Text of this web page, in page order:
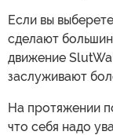
Если вы
сделают
движение
заслуживают
На протяжении
что себя надо